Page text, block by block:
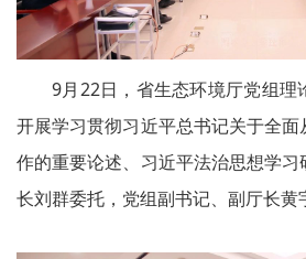
9月22日，省生态环境厅党组理
开展学习贯彻习近平总书记关于全
作的重要论述、习近平法治思想学
长刘群委托，党组副书记、副厅长黄